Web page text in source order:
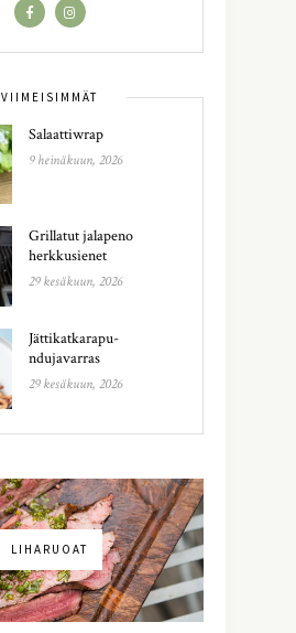
VIIMEISIMMÄT
Salaattiwrap
9 heinäkuun, 2026
Grillatut jalapeno
herkkusienet
29 kesäkuun, 2026
Jättikatkarapu-
ndujavarras
29 kesäkuun, 2026
LIHARUOAT